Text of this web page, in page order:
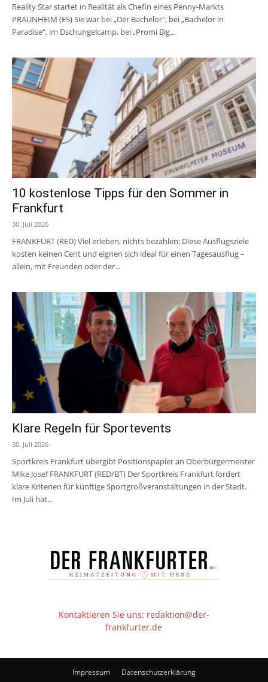
Reality Star startet in Realität als Chefin eines Penny-Markts
PRAUNHEIM (ES) Sie war bei „Der Bachelor", bei „Bachelor in
Paradise“, im Dschungelcamp, bei „Promi Big...
10 kostenlose Tipps für den Sommer in
Frankfurt
30. Juli 2026
FRANKFURT (RED) Viel erleben, nichts bezahlen: Diese Ausflugsziele
kosten keinen Cent und eignen sich ideal für einen Tagesausflug –
allein, mit Freunden oder der...
Klare Regeln für Sportevents
30. Juli 2026
Sportkreis Frankfurt übergibt Positionspapier an Oberbürgermeister
Mike Josef FRANKFURT (RED/BT) Der Sportkreis Frankfurt fordert
klare Kriterien für künftige Sportgroßveranstaltungen in der Stadt.
Im Juli hat...
Kontaktieren Sie uns: redaktion@der-
frankfurter.de
Impressum Datenschutzerklärung